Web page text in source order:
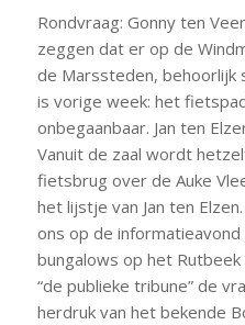
Rondvraag: Gonny ten
zeggen dat er op de
de Marssteden, behoorlijk
is vorige week: het
onbegaanbaar. Jan ten
Vanuit de zaal wordt
fietsbrug over de Auke
het lijstje van Jan ten
ons op de
bungalows op het
“de publieke tribune” de
herdruk van het bekende